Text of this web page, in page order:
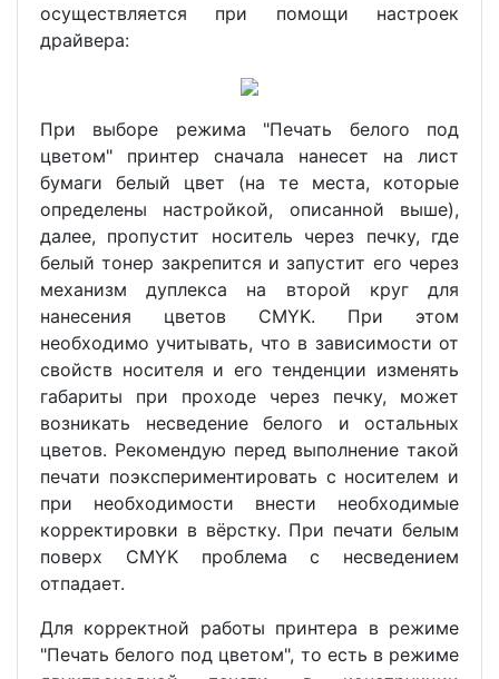
осуществляется при помощи настроек
драйвера:
При выборе режима "Печать белого под
цветом" принтер сначала нанесет на лист
бумаги белый цвет (на те места, которые
определены настройкой, описанной выше),
далее, пропустит носитель через печку, где
белый тонер закрепится и запустит его через
механизм дуплекса на второй круг для
нанесения цветов CMYK. При этом
необходимо учитывать, что в зависимости от
свойств носителя и его тенденции изменять
габариты при проходе через печку, может
возникать несведение белого и остальных
цветов. Рекомендую перед выполнение такой
печати поэкспериментировать с носителем и
при необходимости внести необходимые
корректировки в вёрстку. При печати белым
поверх CMYK проблема с несведением
отпадает.
Для корректной работы принтера в режиме
"Печать белого под цветом", то есть в режиме